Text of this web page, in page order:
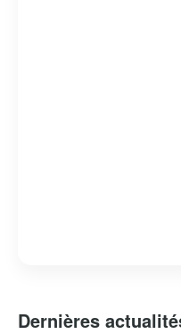
Dernières